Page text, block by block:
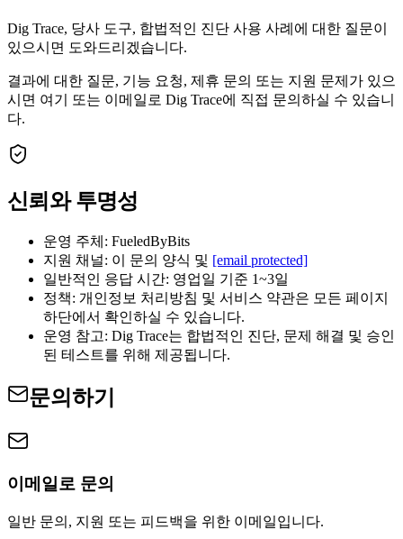
Dig Trace, 당사 도구, 합법적인 진단 사용 사례에 대한 질문이
있으시면 도와드리겠습니다.
결과에 대한 질문, 기능 요청, 제휴 문의 또는 지원 문제가 있으
시면 여기 또는 이메일로 Dig Trace에 직접 문의하실 수 있습니
다.
신뢰와 투명성
운영 주체: FueledByBits
지원 채널: 이 문의 양식 및 [email protected]
일반적인 응답 시간: 영업일 기준 1~3일
정책: 개인정보 처리방침 및 서비스 약관은 모든 페이지
하단에서 확인하실 수 있습니다.
운영 참고: Dig Trace는 합법적인 진단, 문제 해결 및 승인
된 테스트를 위해 제공됩니다.
문의하기
이메일로 문의
일반 문의, 지원 또는 피드백을 위한 이메일입니다.